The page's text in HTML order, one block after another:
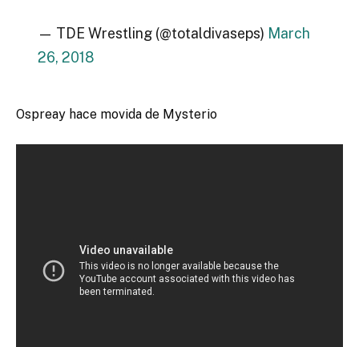
— TDE Wrestling (@totaldivaseps) March
26, 2018
Ospreay hace movida de Mysterio